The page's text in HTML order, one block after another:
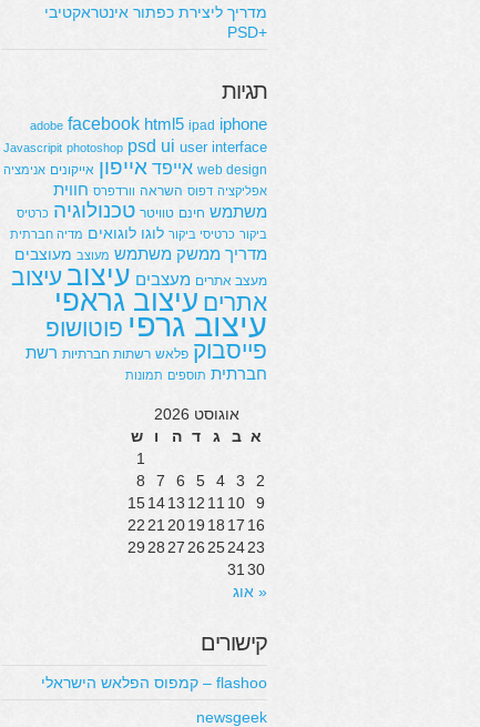
מדריך ליצירת כפתור אינטראקטיבי
+PSD
תגיות
adobe facebook html5 ipad iphone
Javascripit photoshop psd ui user interface
web design אייפד אייפון אייקונים אנימציה
אפליקציה דפוס השראה וורדפרס חווית
משתמש חינם טוויטר טכנולוגיה כרטיס
ביקור כרטיסי ביקור לוגו לוגואים מדיה חברתית
מדריך ממשק משתמש מעוצב מעוצבים
מעצב אתרים מעצבים עיצוב עיצוב
אתרים עיצוב גראפי
עיצוב גרפי פוטושופ
פייסבוק פלאש רשתות חברתיות רשת
חברתית תוספים תמונות
אוגוסט 2026
א ב ג ד ה ו
ש
1
2
3
4
5
6
7
8
9
10
11
12
13
14
15
16
17
18
19
20
21
22
23
24
25
26
27
28
29
30
31
« אוג
קישורים
flashoo – קמפוס הפלאש הישראלי
newsgeek